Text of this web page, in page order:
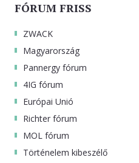
FÓRUM FRISS
ZWACK
Magyarország
Pannergy fórum
4IG fórum
Európai Unió
Richter fórum
MOL fórum
Történelem kibeszélő